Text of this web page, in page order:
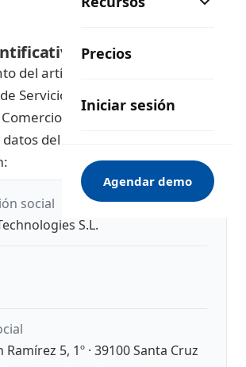
Precios
Iniciar sesión
Agendar demo
del titular
del artículo 10 de la Ley 34/2002,
Servicios de la Sociedad de la
Electrónico (LSSI-CE), se
del titular del sitio web
:
social
S.L.
Ramírez 5, 1º · 39100 Santa Cruz